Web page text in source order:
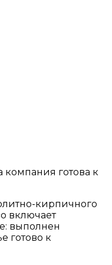
компания готова к
кирпичного
включает
выполнен
готово к